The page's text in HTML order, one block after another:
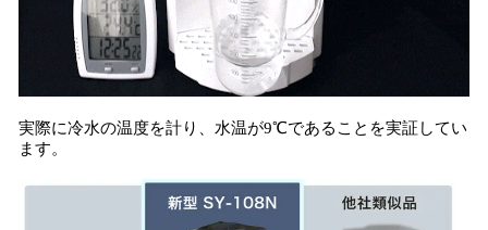
実際に冷水の温度を計り、水温が9℃であることを実証してい
ます。